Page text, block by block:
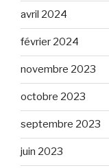
avril 2024
février 2024
novembre 2023
octobre 2023
septembre 2023
juin 2023